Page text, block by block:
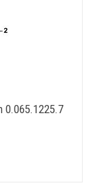
0.065.1225.7